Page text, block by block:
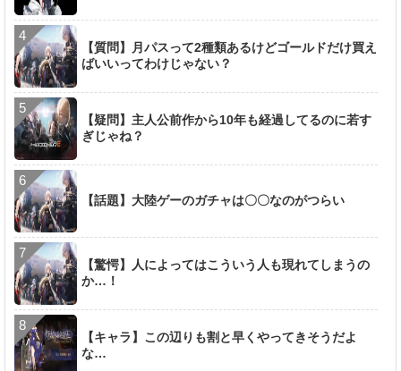
【質問】月パスって2種類あるけどゴールドだけ買え
ばいいってわけじゃない？
【疑問】主人公前作から10年も経過してるのに若す
ぎじゃね？
【話題】大陸ゲーのガチャは〇〇なのがつらい
【驚愕】人によってはこういう人も現れてしまうの
か…！
【キャラ】この辺りも割と早くやってきそうだよ
な…